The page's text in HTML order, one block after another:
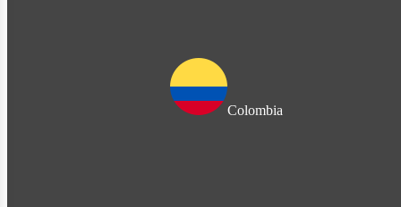
Colombia